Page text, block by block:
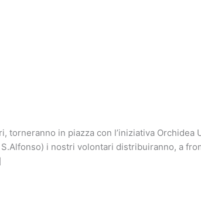
torneranno in piazza con l’iniziativa Orchidea
i nostri volontari distribuiranno, a